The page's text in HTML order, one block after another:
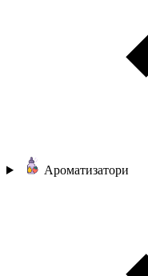
Ароматизатори